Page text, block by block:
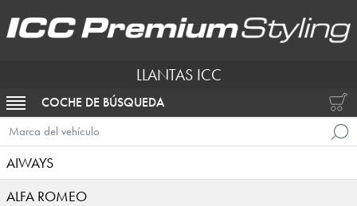
LLANTAS ICC
ACTIVAR NAVEGACIÓN
COCHE DE BÚSQUEDA
Marca del vehículo
AIWAYS
ALFA ROMEO